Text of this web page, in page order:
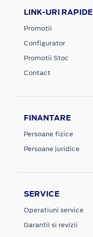
LINK-URI RAPIDE
Promotii
Configurator
Promotii Stoc
Contact
FINANTARE
Persoane fizice
Persoane juridice
SERVICE
Operatiuni service
Garantii si revizii